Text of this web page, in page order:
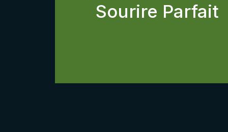
Sourire Parfait